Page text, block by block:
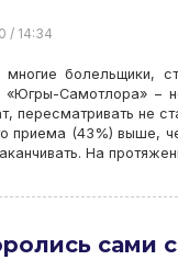
/ 14:34
болельщики,
Самотлора» –
пересматривать не
приема (43%) выше,
На
сами